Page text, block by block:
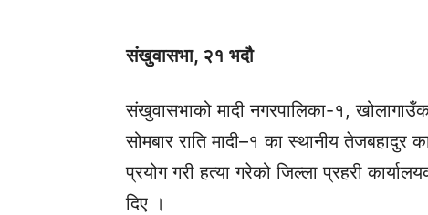
संखुवासभा, २१ भदौ
संखुवासभाको मादी नगरपालिका-१,
सोमबार राति मादी–१ का स्थानीय तेजबहादुर
प्रयोग गरी हत्या गरेको जिल्ला प्रहरी
दिए ।